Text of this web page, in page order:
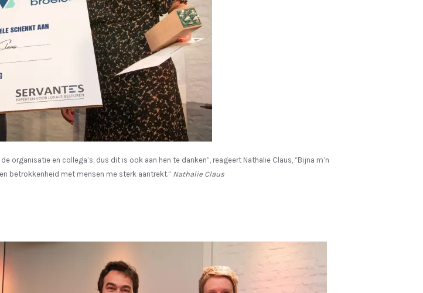
en collega’s, dus dit is ook aan hen te danken”, reageert Nathalie Claus, “Bijna m’n
betrokkenheid met mensen me sterk aantrekt.” Nathalie Claus